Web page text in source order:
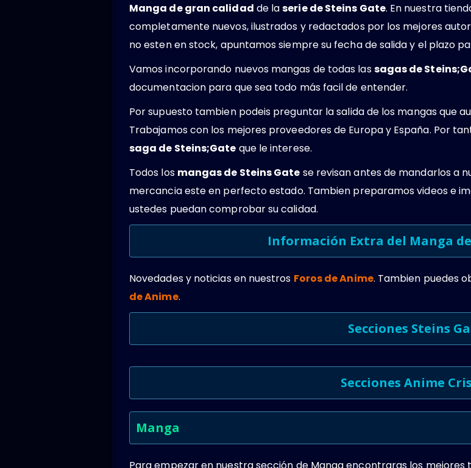
Manga de gran calidad de laserie de Steins Gate. En nuestra
completamente nuevos, ilustrados y redactados por los mejores
no esten en stock, apuntamos siempre su fecha de salida y el plazo
Vamos incorporando nuevos mangas de todas lassagas de
documentacion para que sea todo más facil de entender.
Por supuesto tambien podeis preguntar la salida de los mangas que
Trabajamos con los mejores proveedores de Europa y España. Por
saga de Steins;Gate que le interese.
Todos los mangas de Steins Gate se revisan antes de mandarlos a
mercancia este en perfecto estado. Tambien preparamos videos e
ustedes puedan comprobar su calidad.
Información Extra del Manga
Novedades y noticias en nuestros Foros de Anime. Tambien puedes
de Anime.
Secciones Steins
Secciones Anime
Manga
Para empezar en nuestra sección de Manga encontraras los